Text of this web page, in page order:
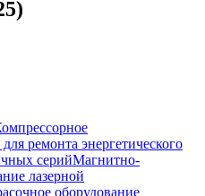
ремонта энергетического
серийМагнитно-
лазерной
оборудование